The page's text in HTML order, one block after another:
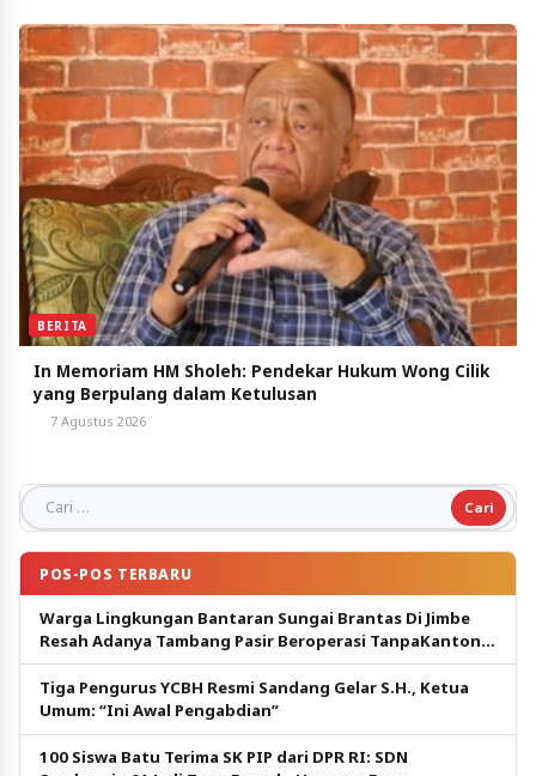
BERITA
In Memoriam HM Sholeh: Pendekar Hukum Wong Cilik
yang Berpulang dalam Ketulusan
7 Agustus 2026
Cari untuk:
POS-POS TERBARU
Warga Lingkungan Bantaran Sungai Brantas Di Jimbe
Resah Adanya Tambang Pasir Beroperasi TanpaKantongi
Izin.
Tiga Pengurus YCBH Resmi Sandang Gelar S.H., Ketua
Umum: “Ini Awal Pengabdian”
100 Siswa Batu Terima SK PIP dari DPR RI: SDN